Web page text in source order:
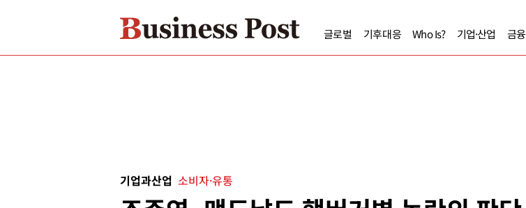
글로벌 기후대응 Who Is? 기업·산업 금융
기업과산업 소비자·유통